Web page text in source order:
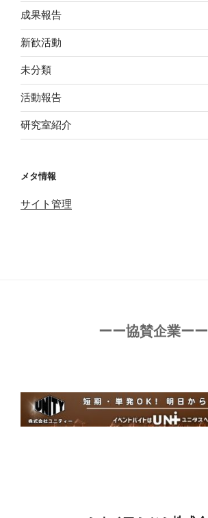
成果報告
新歓活動
未分類
活動報告
研究室紹介
メタ情報
サイト管理
ーー協賛企業ーー